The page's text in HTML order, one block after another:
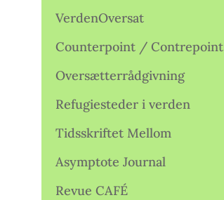
VerdenOversat
Counterpoint / Contrepoint
Oversætterrådgivning
Refugiesteder i verden
Tidsskriftet Mellom
Asymptote Journal
Revue CAFÉ